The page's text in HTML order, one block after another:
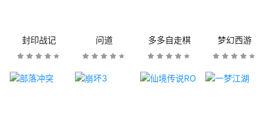
封印战记 问道 多多自走棋 梦幻西游